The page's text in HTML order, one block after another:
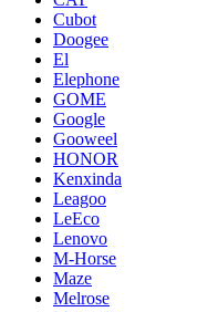
Cubot
Doogee
El
Elephone
GOME
Google
Gooweel
HONOR
Kenxinda
Leagoo
LeEco
Lenovo
M-Horse
Maze
Melrose